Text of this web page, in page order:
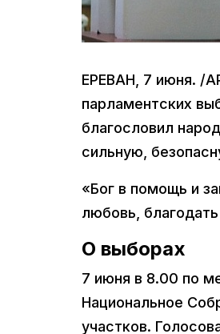
ЕРЕВАН, 7 июня. /
парламентских
благословил
сильную,
«Бог в помощь и
любовь,
О выборах
7 июня в 8.00 по
Национальное
участков.